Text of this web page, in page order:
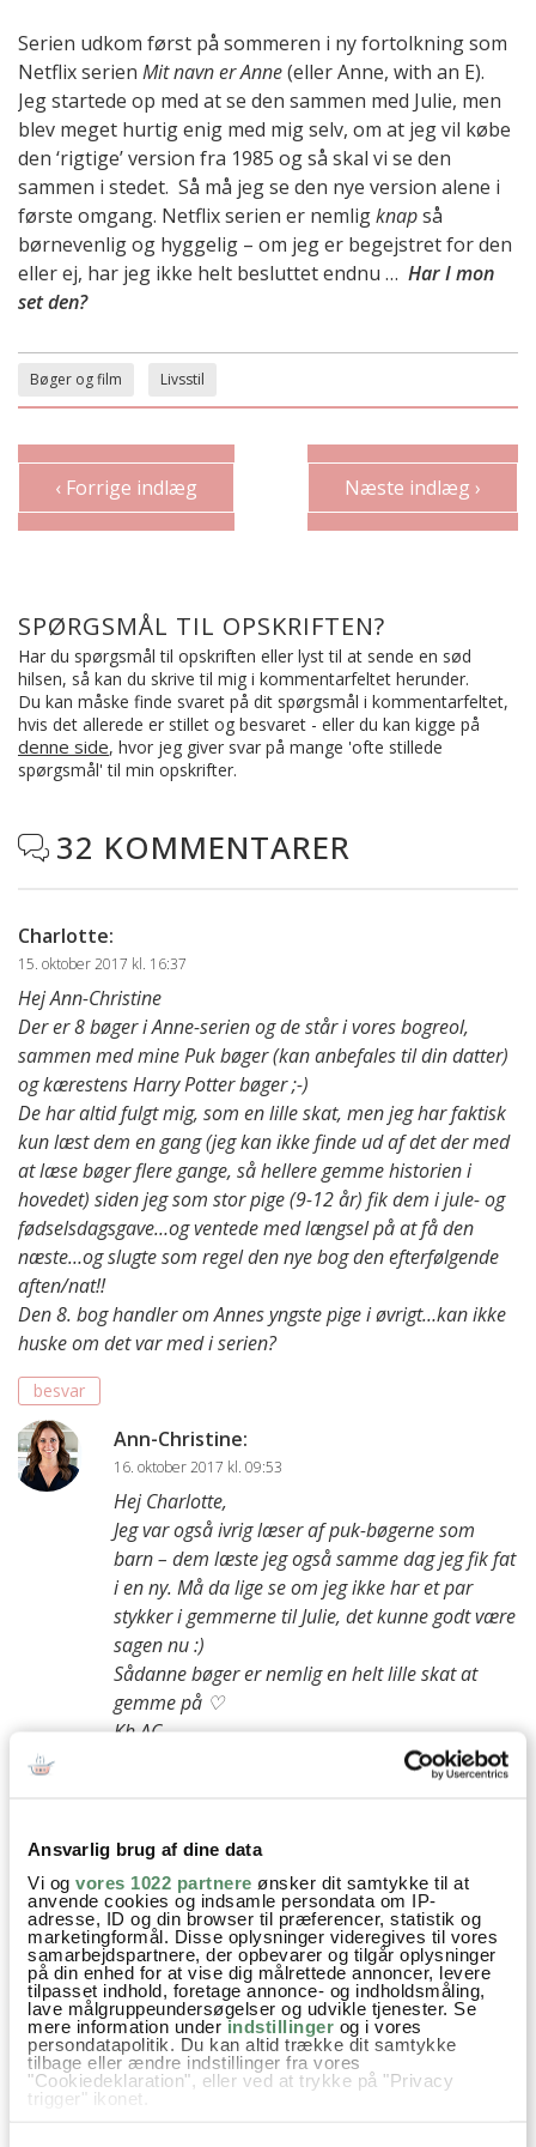
Ansvarlig brug af dine data
Vi og vores 1022 partnere ønsker dit samtykke til at
anvende cookies og indsamle persondata om IP-
adresse, ID og din browser til præferencer, statistik og
marketingformål. Disse oplysninger videregives til vores
samarbejdspartnere, der opbevarer og tilgår oplysninger
på din enhed for at vise dig målrettede annoncer, levere
tilpasset indhold, foretage annonce- og indholdsmåling,
lave målgruppeundersøgelser og udvikle tjenester. Se
mere information underindstillinger og i vores
persondatapolitik. Du kan altid trække dit samtykke
tilbage eller ændre indstillinger fra vores
"Cookiedeklaration", eller ved at trykke på "Privacy
trigger" ikonet.
Serien udkom først på sommeren i ny fortolkning som
Netflix serien Mit navn er Anne(eller Anne, with an E).
Jeg startede op med at se den sammen med Julie, men
blev meget hurtig enig med mig selv, om at jeg vil købe
den ‘rigtige’ version fra 1985 og så skal vi se den
sammen i stedet. Så må jeg se den nye version alene i
første omgang. Netflix serien er nemligknapså
børnevenlig og hyggelig – om jeg er begejstret for den
eller ej, har jeg ikke helt besluttet endnu … Har I mon
set den?
Bøger og film Livsstil
‹ Forrige indlæg Næste indlæg ›
SPØRGSMÅL TIL OPSKRIFTEN?
Har du spørgsmål til opskriften eller lyst til at sende en sød
hilsen, så kan du skrive til mig i kommentarfeltet herunder.
Du kan måske finde svaret på dit spørgsmål i kommentarfeltet,
hvis det allerede er stillet og besvaret - eller du kan kigge på
denne side, hvor jeg giver svar på mange 'ofte stillede
spørgsmål' til min opskrifter.
 32 KOMMENTARER
Charlotte:
15. oktober 2017 kl. 16:37
Hej Ann-Christine
Der er 8 bøger i Anne-serien og de står i vores bogreol,
sammen med mine Puk bøger (kan anbefales til din datter)
og kærestens Harry Potter bøger ;-)
De har altid fulgt mig, som en lille skat, men jeg har faktisk
kun læst dem en gang (jeg kan ikke finde ud af det der med
at læse bøger flere gange, så hellere gemme historien i
hovedet) siden jeg som stor pige (9-12 år) fik dem i jule- og
fødselsdagsgave…og ventede med længsel på at få den
næste…og slugte som regel den nye bog den efterfølgende
aften/nat!!
Den 8. bog handler om Annes yngste pige i øvrigt…kan ikke
huske om det var med i serien?
besvar
Ann-Christine:
16. oktober 2017 kl. 09:53
Hej Charlotte,
Jeg var også ivrig læser af puk-bøgerne som
barn – dem læste jeg også samme dag jeg fik fat
i en ny. Må da lige se om jeg ikke har et par
stykker i gemmerne til Julie, det kunne godt være
sagen nu :)
Sådanne bøger er nemlig en helt lille skat at
gemme på ♡
Kh AC
Marie:
4. oktober 2017 kl. 20:32
Jeg tror, jeg har læst serien fire gange. Den er fantastisk, og
jeg elsker, hvordan bøgernes stil udvikler sig med Anne.
Hvis man gerne vil læse mere LMM kan Emily-bøgerne klart
anbefales. Der er tre bind og den er mere dyster og med
endnu større fokus på det litterære. (Jeg kan mærke at jeg
skal hjem og rode på mon mors loft nu;-) )
besvar